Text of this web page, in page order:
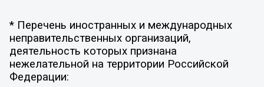
* Перечень иностранных и международных
неправительственных организаций,
деятельность которых признана
нежелательной на территории Российской
Федерации: